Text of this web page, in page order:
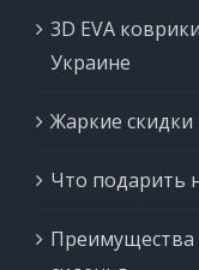
3D EVA
Украине
Жаркие скидки
Что подарить
Преимущества